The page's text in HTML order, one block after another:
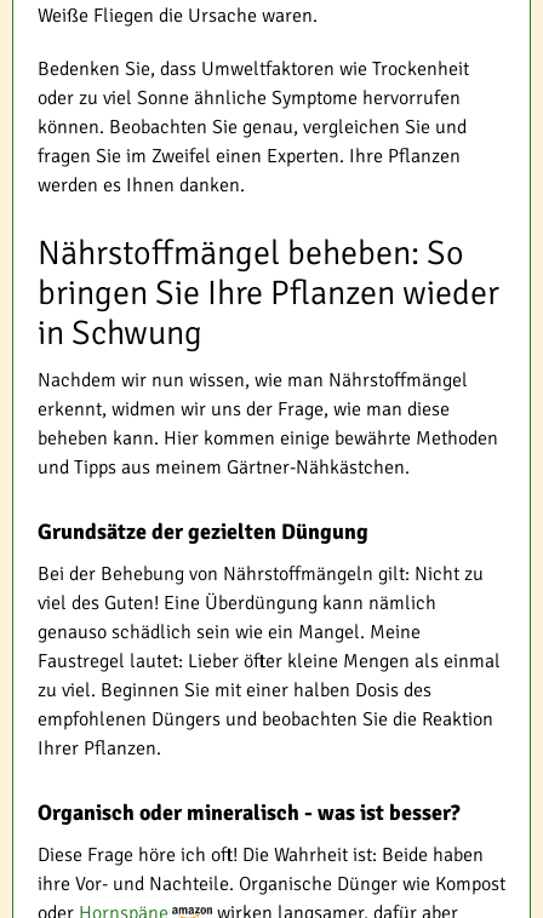
Weiße Fliegen die Ursache waren.
Bedenken Sie, dass Umweltfaktoren wie Trockenheit
oder zu viel Sonne ähnliche Symptome hervorrufen
können. Beobachten Sie genau, vergleichen Sie und
fragen Sie im Zweifel einen Experten. Ihre Pflanzen
werden es Ihnen danken.
Nährstoffmängel beheben: So
bringen Sie Ihre Pflanzen wieder
in Schwung
Nachdem wir nun wissen, wie man Nährstoffmängel
erkennt, widmen wir uns der Frage, wie man diese
beheben kann. Hier kommen einige bewährte Methoden
und Tipps aus meinem Gärtner-Nähkästchen.
Grundsätze der gezielten Düngung
Bei der Behebung von Nährstoffmängeln gilt: Nicht zu
viel des Guten! Eine Überdüngung kann nämlich
genauso schädlich sein wie ein Mangel. Meine
Faustregel lautet: Lieber öfter kleine Mengen als einmal
zu viel. Beginnen Sie mit einer halben Dosis des
empfohlenen Düngers und beobachten Sie die Reaktion
Ihrer Pflanzen.
Organisch oder mineralisch - was ist besser?
Diese Frage höre ich oft! Die Wahrheit ist: Beide haben
ihre Vor- und Nachteile. Organische Dünger wie Kompost
oder Hornspäne wirken langsamer, dafür aber